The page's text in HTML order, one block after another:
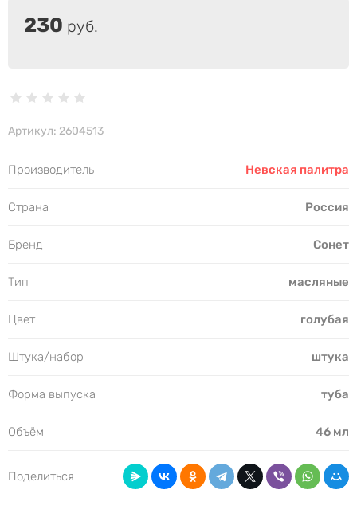
230 руб.
Артикул: 2604513
Производитель Невская палитра
Страна Россия
Бренд Сонет
Тип масляные
Цвет голубая
Штука/набор штука
Форма выпуска туба
Объём 46 мл
Поделиться